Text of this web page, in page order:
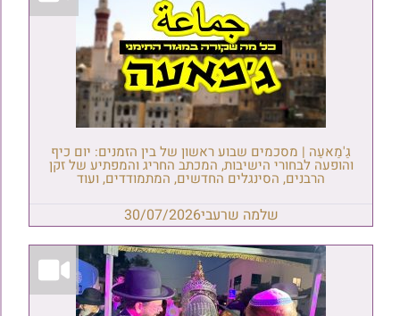
גַ'מַאעַה | מסכמים שבוע ראשון של בין הזמנים: יום כיף
והופעה לבחורי הישיבות, המכתב החריג והמפתיע של זקן
הרבנים, הסינגלים החדשים, המתמודדים, ועוד
שלמה שרעבי30/07/2026